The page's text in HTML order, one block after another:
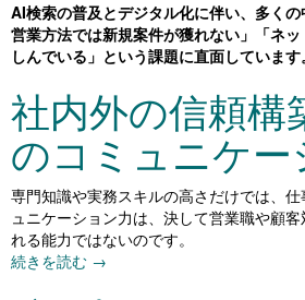
AI検索の普及とデジタル化に伴い、多く
営業方法では新規案件が獲れない」「ネ
しんでいる」という課題に直面しています。
社内外の信頼構
のコミュニケー
専門知識や実務スキルの高さだけでは、
ュニケーション力は、決して営業職や顧
れる能力ではないのです。
続きを読む →